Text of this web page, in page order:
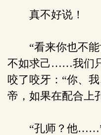
真不好说！
“看来你也不能
不如求己……我们
咬了咬牙：“你、
帝，如果在配合上
“孔师？他……”